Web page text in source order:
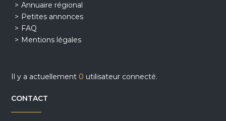
Annuaire régional
Petites annonces
FAQ
Mentions légales
Il y a actuellement 0 utilisateur connecté.
CONTACT